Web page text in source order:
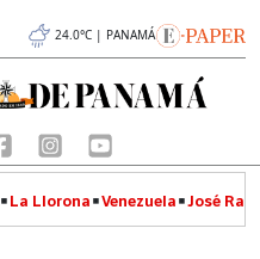
24.0°C | PANAMÁ
La Llorona Venezuela José